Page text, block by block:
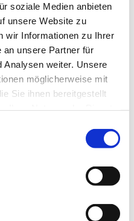
soziale Medien anbieten
unsere Website zu
wir Informationen zu Ihrer
an unsere Partner für
Analysen weiter. Unsere
möglicherweise mit
Sie ihnen bereitgestellt
und Spielgruppe
interessieren